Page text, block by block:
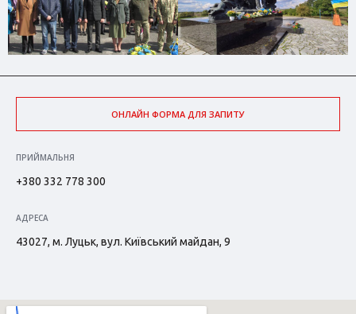
ОНЛАЙН ФОРМА ДЛЯ ЗАПИТУ
ПРИЙМАЛЬНЯ
+380 332 778 300
АДРЕСА
43027, м. Луцьк, вул. Київський майдан, 9